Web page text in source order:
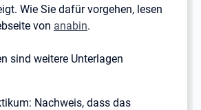
Wie Sie dafür vorgehen, lesen
von anabin.
sind weitere Unterlagen
Nachweis, dass das